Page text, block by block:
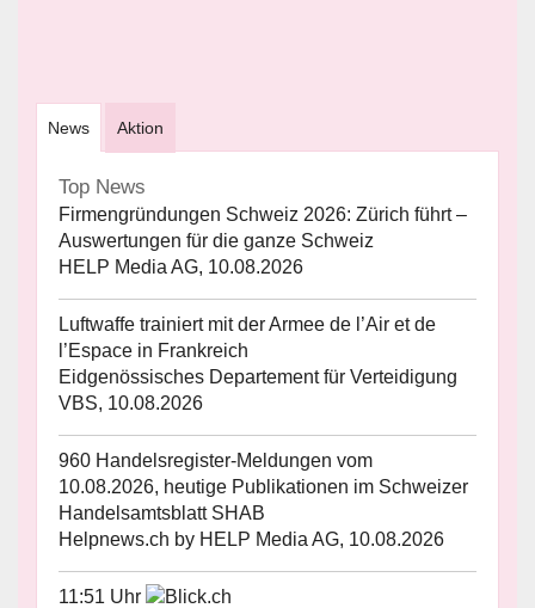
News Aktion
Top News
Firmengründungen Schweiz 2026: Zürich führt –
Auswertungen für die ganze Schweiz
HELP Media AG, 10.08.2026
Luftwaffe trainiert mit der Armee de l’Air et de
l’Espace in Frankreich
Eidgenössisches Departement für Verteidigung
VBS, 10.08.2026
960 Handelsregister-Meldungen vom
10.08.2026, heutige Publikationen im Schweizer
Handelsamtsblatt SHAB
Helpnews.ch by HELP Media AG, 10.08.2026
11:51 Uhr